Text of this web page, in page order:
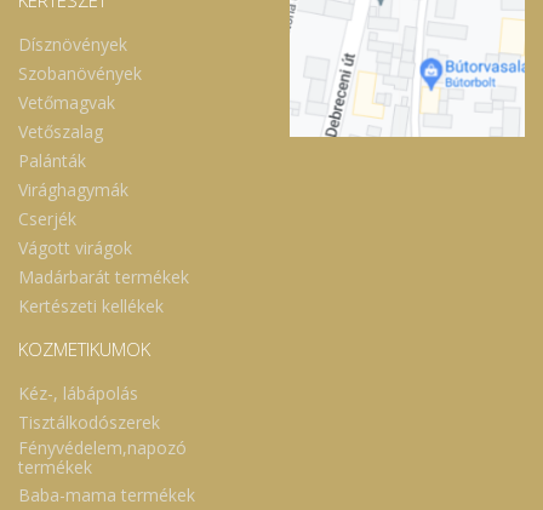
Dísznövények
Szobanövények
Vetőmagvak
Vetőszalag
Palánták
Virághagymák
Cserjék
Vágott virágok
Madárbarát termékek
Kertészeti kellékek
KOZMETIKUMOK
Kéz-, lábápolás
Tisztálkodószerek
Fényvédelem,napozó
termékek
Baba-mama termékek